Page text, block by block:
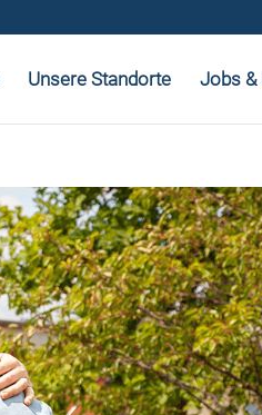
Unsere Standorte Jobs &